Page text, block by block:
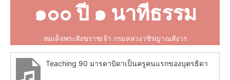
๑๐๐ ปี ๑ นาทีธรรม
สมเด็จพระสังฆราชเจ้า กรมหลวงวชิรญาณสังวร
Teaching 90 มารดาบิดาเป็นครูคนแรกของบุตรธิดา